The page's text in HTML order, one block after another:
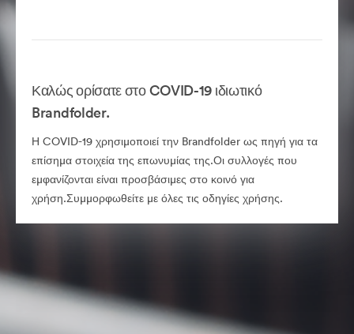
Καλώς ορίσατε στο COVID-19 ιδιωτικό
Brandfolder.
Η COVID-19 χρησιμοποιεί την Brandfolder ως πηγή για τα
επίσημα στοιχεία της επωνυμίας της.Οι συλλογές που
εμφανίζονται είναι προσβάσιμες στο κοινό για
χρήση.Συμμορφωθείτε με όλες τις οδηγίες χρήσης.